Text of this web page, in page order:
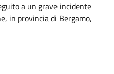
a un grave incidente
in provincia di Bergamo,